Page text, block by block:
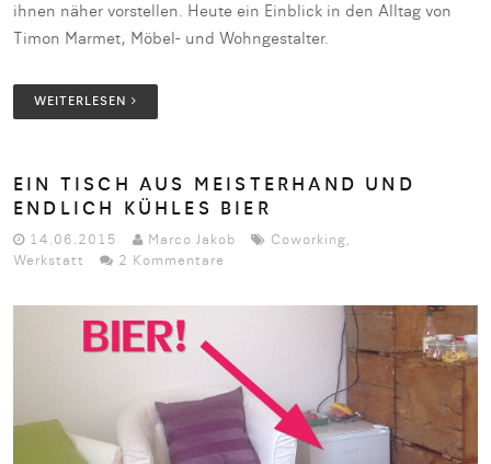
ihnen näher vorstellen. Heute ein Einblick in den Alltag von
Timon Marmet, Möbel- und Wohngestalter.
WEITERLESEN
EIN TISCH AUS MEISTERHAND UND
ENDLICH KÜHLES BIER
14.06.2015 Marco Jakob Coworking,
Werkstatt
2 Kommentare